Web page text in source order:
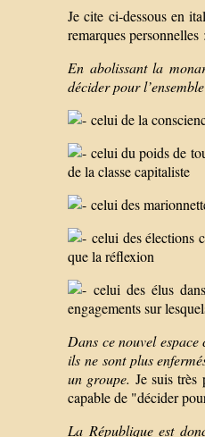
Je cite ci-dessous en
remarques personnelles
En abolissant la
décider pour
celui de la
celui du poids de
de la classe capitaliste
celui des
celui des élections
que la réflexion
celui des élus
engagements sur
Dans ce nouvel
ils ne sont plus
un groupe. Je suis très
capable de "décider
La République est